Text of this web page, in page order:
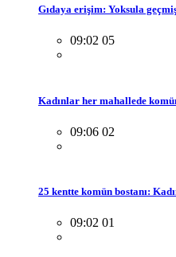
Gıdaya erişim: Yoksula
09:02 05
Kadınlar her mahallede
09:06 02
25 kentte komün bostanı:
09:02 01